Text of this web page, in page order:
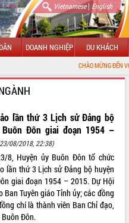
Vietnamese| English
DOANH NGHIỆP DU KHÁCH
CHÀO MỪNG ĐẾN VỚI CỔNG
lần thứ 3 Lịch sử Đảng bộ
Buôn Đôn giai đoạn 1954 –
08/2018, 22:38)
8, Huyện ủy Buôn Đôn tổ chức
lần thứ 3 Lịch sử Đảng bộ huyện
giai đoạn 1954 – 2015. Dự Hội
Tuyên giáo Tỉnh ủy; các đồng
chí là thành viên Ban Chỉ đạo,
Buôn Đôn.